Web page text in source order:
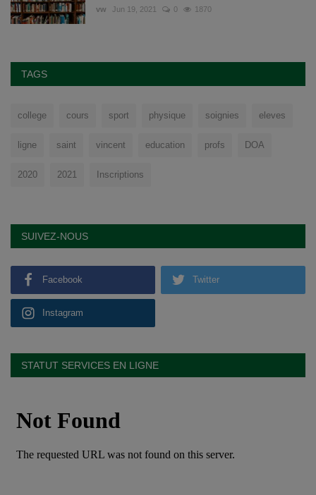
vw Jun 19, 2021 0 1870
TAGS
college cours sport physique soignies eleves
ligne saint vincent education profs DOA
2020 2021 Inscriptions
SUIVEZ-NOUS
Facebook Twitter
Instagram
STATUT SERVICES EN LIGNE